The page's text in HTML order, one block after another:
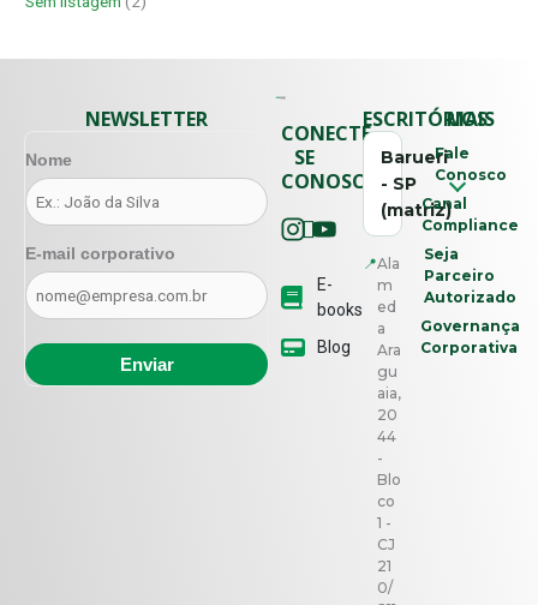
CONECTE-
SE
CONOSCO
E-
books
Blog
ESCRITÓRIOS
Barueri
- SP
(matriz)
📍Ala
m
ed
a
Ara
gu
aia,
20
44
-
Blo
co
1 -
CJ
21
0/
MAIS
Fale
Conosco
Canal
Compliance
Seja
Parceiro
Autorizado
Governança
Corporativa
NEWSLETTER
Nome
E-mail corporativo